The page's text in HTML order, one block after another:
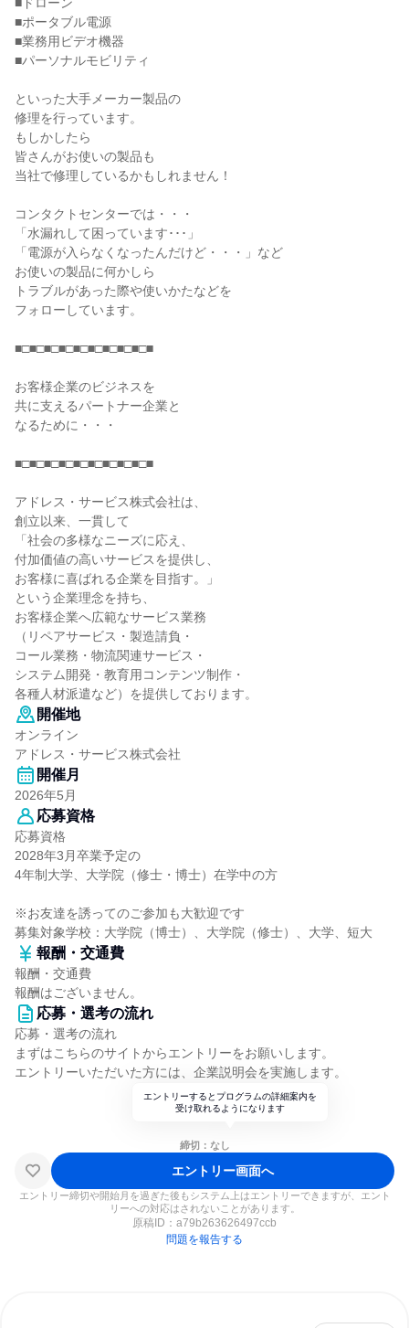
■ポータブル電源
■業務用ビデオ機器
■パーソナルモビリティ
といった大手メーカー製品の
修理を行っています。
もしかしたら
皆さんがお使いの製品も
当社で修理しているかもしれません！
コンタクトセンターでは・・・
「水漏れして困っています･･･」
「電源が入らなくなったんだけど・・・」など
お使いの製品に何かしら
トラブルがあった際や使いかたなどを
フォローしています。
■□■□■□■□■□■□■□■□■□■
お客様企業のビジネスを
共に支えるパートナー企業と
なるために・・・
■□■□■□■□■□■□■□■□■□■
アドレス・サービス株式会社は、
創立以来、一貫して
「社会の多様なニーズに応え、
付加価値の高いサービスを提供し、
お客様に喜ばれる企業を目指す。」
という企業理念を持ち、
お客様企業へ広範なサービス業務
（リペアサービス・製造請負・
コール業務・物流関連サービス・
システム開発・教育用コンテンツ制作・
各種人材派遣など）を提供しております。
開催地
オンライン
アドレス・サービス株式会社
開催月
2026年5月
応募資格
応募資格
2028年3月卒業予定の
4年制大学、大学院（修士・博士）在学中の方
※お友達を誘ってのご参加も大歓迎です
募集対象学校：大学院（博士）、大学院（修士）、大学、短大
報酬・交通費
報酬・交通費
報酬はございません。
応募・選考の流れ
応募・選考の流れ
まずはこちらのサイトからエントリーをお願いします。
エントリーいただいた方には、企業説明会を実施します。
エントリーするとプログラムの詳細案内を
受け取れるようになります
締切：なし
エントリー画面へ
エントリー締切や開始月を過ぎた後もシステム上はエントリーできますが、エント
リーへの対応はされないことがあります。
原稿ID： a79b263626497ccb
問題を報告する